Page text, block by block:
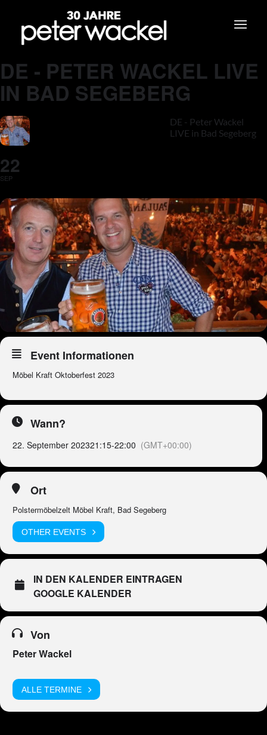
DE - PETER WACKEL LIVE
IN BAD SEGEBERG
22
SEP
DE - Peter Wackel
LIVE in Bad Segeberg
Event Informationen
Möbel Kraft Oktoberfest 2023
Wann?
22. September 202321:15-22:00 (GMT+00:00)
Ort
Polstermöbelzelt Möbel Kraft, Bad Segeberg
OTHER EVENTS
IN DEN KALENDER EINTRAGEN
GOOGLE KALENDER
Von
Peter Wackel
ALLE TERMINE